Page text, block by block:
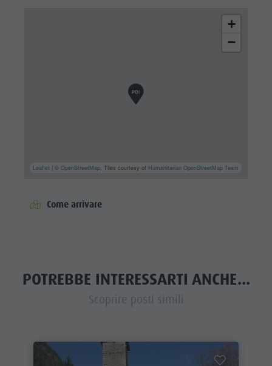
+
−
Leaflet | ©OpenStreetMap, Tiles courtesy of Humanitarian OpenStreetMap Team
Come arrivare
POTREBBE INTERESSARTI ANCHE...
Scoprire posti simili